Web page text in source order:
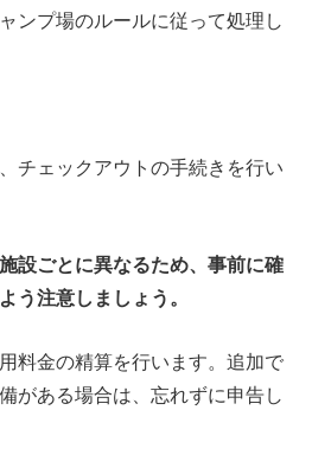
ンプ場のルールに従って処理し
チェックアウトの手続きを行い
設ごとに異なるため、事前に確
う注意しましょう。
料金の精算を行います。追加で
がある場合は、忘れずに申告し